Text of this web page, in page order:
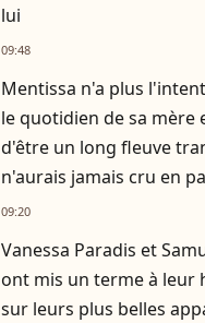
lui
09:48
Mentissa n'a plus
le quotidien de sa mère
d'être un long fleuve
n'aurais jamais cru en
publiquement"
09:20
Vanessa Paradis et
ont mis un terme à leur
sur leurs plus belles